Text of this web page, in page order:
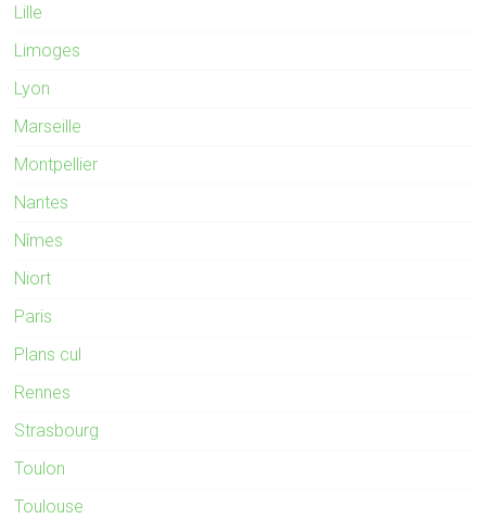
Lille
Limoges
Lyon
Marseille
Montpellier
Nantes
Nîmes
Niort
Paris
Plans cul
Rennes
Strasbourg
Toulon
Toulouse